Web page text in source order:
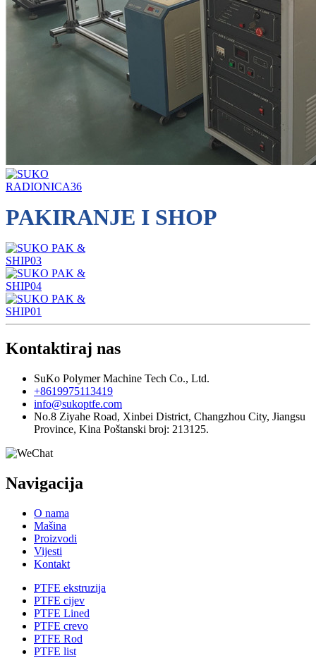
PAKIRANJE I SHOP
Kontaktiraj nas
SuKo Polymer Machine Tech Co., Ltd.
+8619975113419
info@sukoptfe.com
No.8 Ziyahe Road, Xinbei District, Changzhou City, Jiangsu
Province, Kina Poštanski broj: 213125.
Navigacija
O nama
Mašina
Proizvodi
Vijesti
Kontakt
PTFE ekstruzija
PTFE cijev
PTFE Lined
PTFE crevo
PTFE Rod
PTFE list